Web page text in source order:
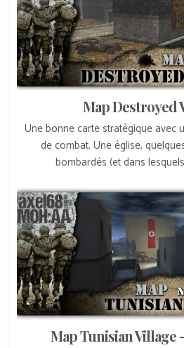
Map Destroyed
Une bonne carte stratégique avec
de combat. Une église,
bombardés (et dans
Map Tunisian Village